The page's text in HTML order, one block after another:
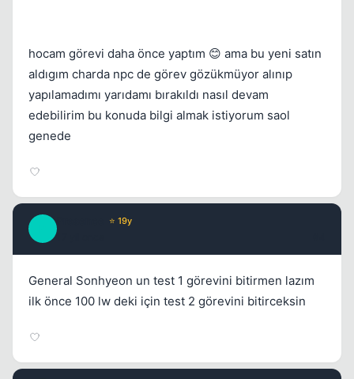
hocam görevi daha önce yaptım 😊 ama bu yeni satın
aldıgım charda npc de görev gözükmüyor alınıp
yapılamadımı yarıdamı bırakıldı nasıl devam
edebilirim bu konuda bilgi almak istiyorum saol
genede
⭐ 19y
General Sonhyeon un test 1 görevini bitirmen lazım
ilk önce 100 lw deki için test 2 görevini bitirceksin